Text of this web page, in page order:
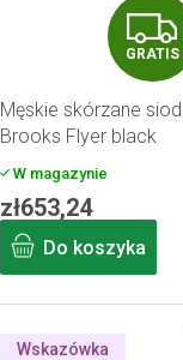
GRATIS
Męskie skórzane
Brooks Flyer black
W magazynie
zł653,24
Do koszyka
Wskazówka